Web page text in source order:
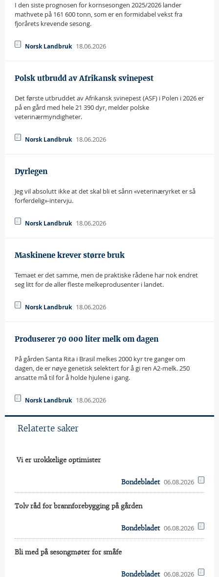
I den siste prognosen for kornsesongen 2025/2026 lander
mathvete på 161 600 tonn, som er en formidabel vekst fra
fjorårets krevende sesong.
Norsk Landbruk 18.06.2026
Polsk utbrudd av Afrikansk svinepest
Det første utbruddet av Afrikansk svinepest (ASF) i Polen i 2026 er
på en gård med hele 21 390 dyr, melder polske
veterinærmyndigheter.
Norsk Landbruk 18.06.2026
Dyrlegen
Jeg vil absolutt ikke at det skal bli et sånn «veterinæryrket er så
forferdelig»-intervju.
Norsk Landbruk 18.06.2026
Maskinene krever større bruk
Temaet er det samme, men de praktiske rådene har nok endret
seg litt for de aller fleste melkeprodusenter i landet.
Norsk Landbruk 18.06.2026
Produserer 70 000 liter melk om dagen
På gården Santa Rita i Brasil melkes 2000 kyr tre ganger om
dagen, de er nøye genetisk selektert for å gi ren A2-melk. 250
ansatte må til for å holde hjulene i gang.
Norsk Landbruk 18.06.2026
Relaterte saker
 Vi er urokkelige optimister
Bondebladet 06.08.2026
Tolv råd for brannforebygging på gården
Bondebladet 06.08.2026
Bli med på sesongmøter for småfe
Bondebladet 06.08.2026